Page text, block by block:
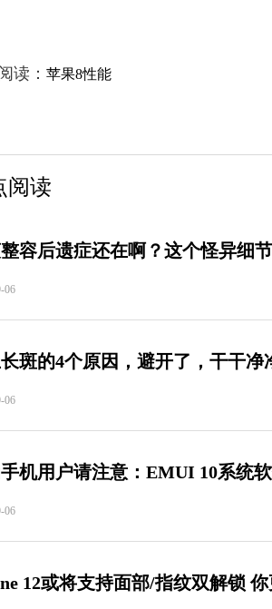
读： 苹果8性能
阅读
容后遗症还在啊？这个怪异细
06
斑的4个原因，避开了，干干净
06
机用户请注意：EMUI 10系统
06
12或将支持面部/指纹双解锁